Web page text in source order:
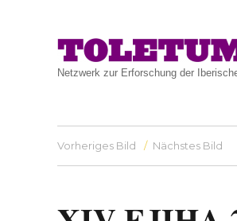
Netzwerk zur Erforschung der
Vorheriges Bild Nächstes Bild